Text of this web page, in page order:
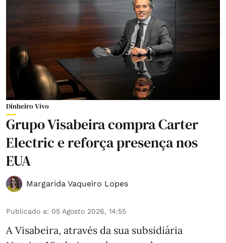
Dinheiro Vivo
Grupo Visabeira compra Carter
Electric e reforça presença nos
EUA
Margarida Vaqueiro Lopes
Publicado a: 05 Agosto 2026, 14:55
A Visabeira, através da sua subsidiária